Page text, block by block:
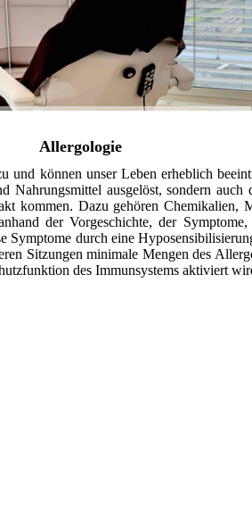
Allergologie
und können unser Leben erheblich
Nahrungsmittel ausgelöst, sondern
kommen. Dazu gehören Chemikalien,
der Vorgeschichte, der
Symptome durch eine
Sitzungen minimale Mengen des
des Immunsystems aktiviert